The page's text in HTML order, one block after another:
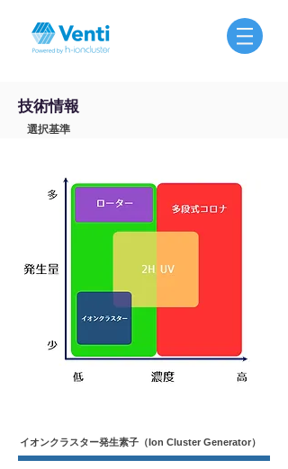
技術情報
選択基準
イオンクラスター発生素子（Ion Cluster Generator）